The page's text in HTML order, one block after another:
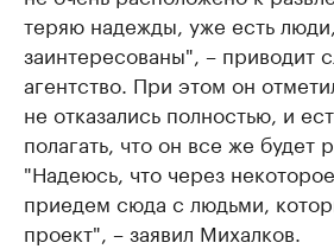
теряю надежды, уже есть
заинтересованы", – приводит
агентство. При этом он
не отказались полностью, и
полагать, что он все же будет
"Надеюсь, что через
приедем сюда с людьми,
проект", – заявил Михалков.